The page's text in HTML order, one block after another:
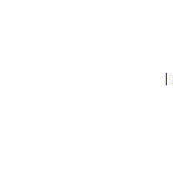
|